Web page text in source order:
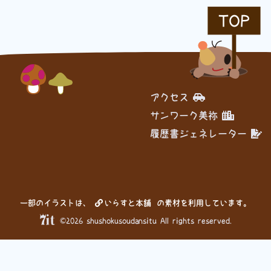
TOP
アクセス
サンワーク美祢
履歴書ジェネレーター
一部のイラストは、 いらすと本舗 の素材を利用しています。
©2026 shushokusoudansitu All rights reserved.